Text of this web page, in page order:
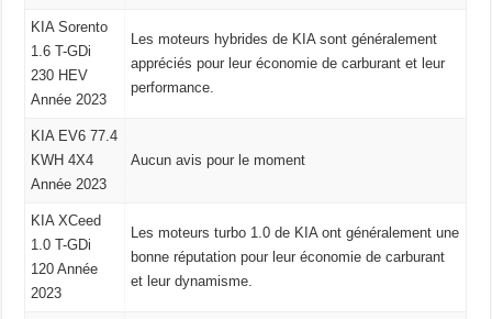
KIA Sorento
1.6 T-GDi
230 HEV
Année 2023
Les moteurs hybrides de KIA sont généralement
appréciés pour leur économie de carburant et leur
performance.
KIA EV6 77.4
KWH 4X4
Année 2023
Aucun avis pour le moment
KIA XCeed
1.0 T-GDi
120 Année
2023
Les moteurs turbo 1.0 de KIA ont généralement une
bonne réputation pour leur économie de carburant
et leur dynamisme.